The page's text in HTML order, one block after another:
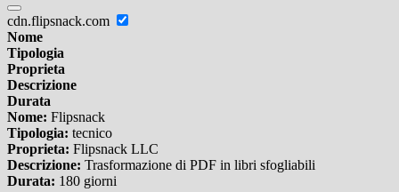
cdn.flipsnack.com
Nome
Tipologia
Proprieta
Descrizione
Durata
Nome: Flipsnack
Tipologia: tecnico
Proprieta: Flipsnack LLC
Descrizione: Trasformazione di PDF in libri sfogliabili
Durata: 180 giorni